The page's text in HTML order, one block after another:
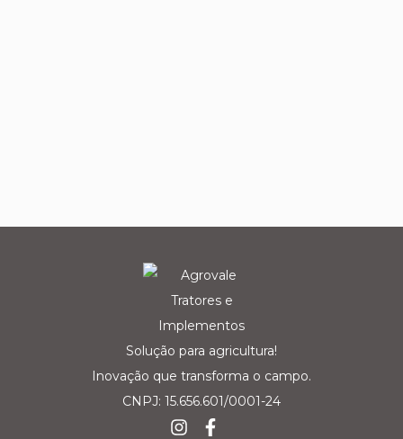
Solução para agricultura!
Inovação que transforma o campo.
CNPJ: 15.656.601/0001-24